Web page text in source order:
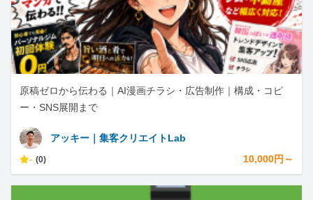
原稿ゼロから伝わる｜AI漫画チラシ・広告制作｜構成・コピ
ー・SNS展開まで
アッキー｜集客クリエイトLab
- (0) 10,000円～